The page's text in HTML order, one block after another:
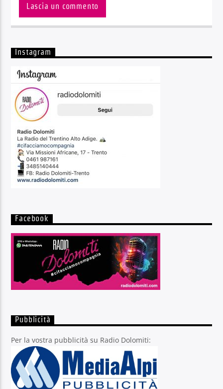
Instagram
Facebook
Pubblicità
Per la vostra pubblicità su Radio Dolomiti: